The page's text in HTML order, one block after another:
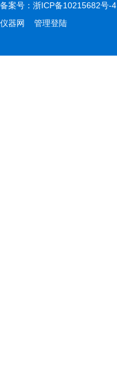
备案号： 浙ICP备10215682号-4
仪器网
管理登陆